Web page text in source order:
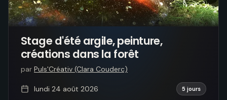
Stage d'été argile, peinture,
créations dans la forêt
par Puls'Créativ (Clara Couderc)
lundi 24 août 2026 5 jours